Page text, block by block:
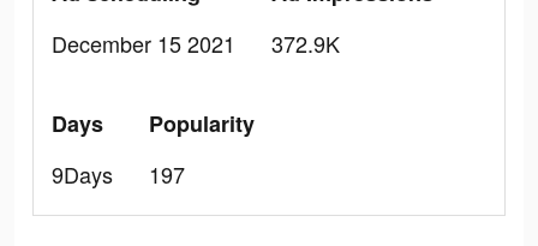
December 15 2021
372.9K
Days
9Days
Popularity
197